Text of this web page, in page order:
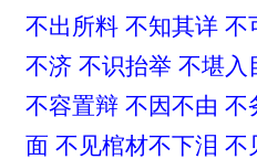
不出所料 不知其详 不
不济 不识抬举 不堪入
不容置辩 不因不由 不
面 不见棺材不下泪 不